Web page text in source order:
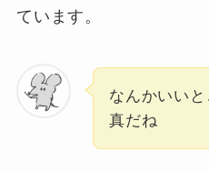
ています。
なんかいい
真だね